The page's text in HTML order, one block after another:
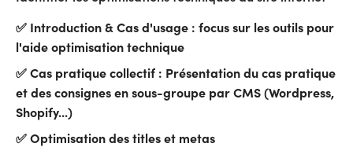
✅ Introduction & Cas d'usage : focus sur les outils pour
l'aide optimisation technique
✅ Cas pratique collectif : Présentation du cas pratique
et des consignes en sous-groupe par CMS (Wordpress,
Shopify...)
✅ Optimisation des titles et metas